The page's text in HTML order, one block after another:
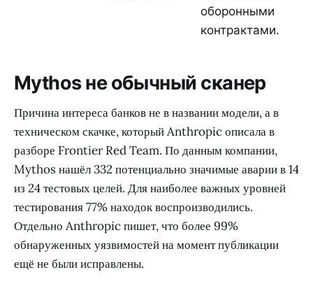
оборонными
контрактами.
Mythos не обычный сканер
Причина интереса банков не в названии модели, а в
техническом скачке, который Anthropic описала в
разборе Frontier Red Team. По данным компании,
Mythos нашёл 332 потенциально значимые аварии в 14
из 24 тестовых целей. Для наиболее важных уровней
тестирования 77% находок воспроизводились.
Отдельно Anthropic пишет, что более 99%
обнаруженных уязвимостей на момент публикации
ещё не были исправлены.